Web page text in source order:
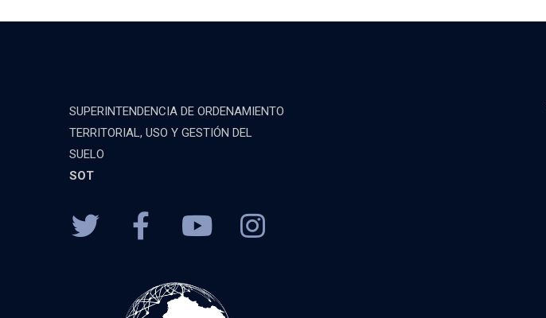
SUPERINTENDENCIA DE ORDENAMIENTO
TERRITORIAL, USO Y GESTIÓN DEL
SUELO
SOT